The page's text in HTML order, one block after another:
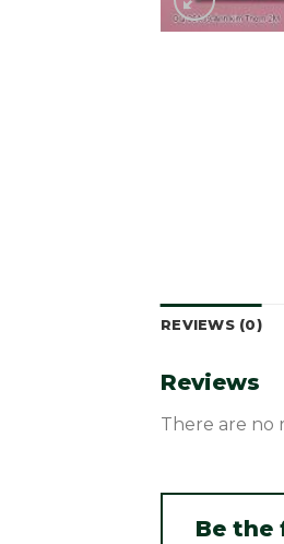
REVIEWS (0)
Reviews
There are no
Be the